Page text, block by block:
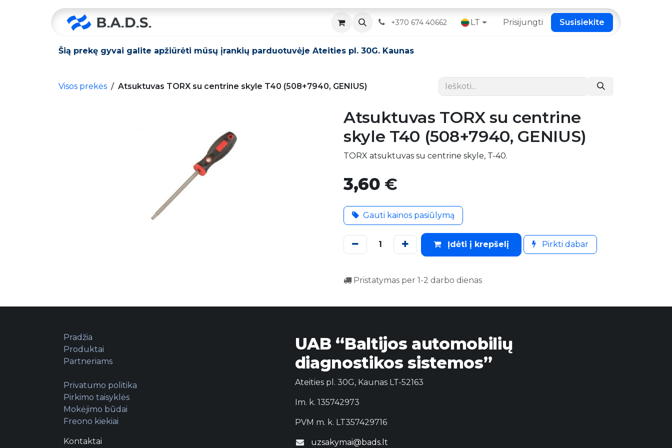
Servisas Kontaktai
+370 674 40662 LT Prisijungti Susisiekite
Šią prekę gyvai galite apžiūrėti mūsų įrankių parduotuvėje Ateities pl. 30G. Kaunas
Visos prekės Atsuktuvas TORX su centrine skyle T40 (508+7940, GENIUS)
Atsuktuvas TORX su centrine
skyle T40 (508+7940, GENIUS)
TORX atsuktuvas su centrine skyle, T-40.
3,60 €
Gauti kainos pasiūlymą
Įdėti į krepšelį Pirkti dabar
Pristatymas per 1-2 darbo dienas
UAB “Baltijos automobilių
diagnostikos sistemos”
Ateities pl. 30G, Kaunas LT-52163
Im. k. 135742973
PVM m. k. LT357429716
uzsakymai@bads.lt
Pradžia
Produktai
Partneriams
Privatumo politika
Pirkimo taisyklės
Mokėjimo būdai
Freono kiekiai
Kontaktai